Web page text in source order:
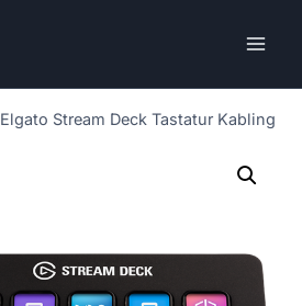
Elgato Stream Deck Tastatur Kabling